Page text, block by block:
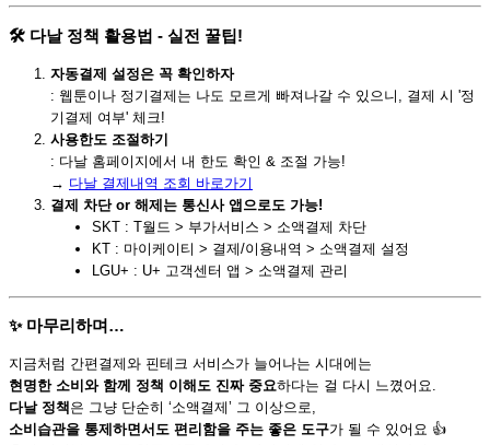
🛠️ 다날 정책 활용법 - 실전 꿀팁!
자동결제 설정은 꼭 확인하자
: 웹툰이나 정기결제는 나도 모르게 빠져나갈 수 있으니, 결제 시 '정
기결제 여부' 체크!
사용한도 조절하기
: 다날 홈페이지에서 내 한도 확인 & 조절 가능!
→ 다날 결제내역 조회 바로가기
결제 차단 or 해제는 통신사 앱으로도 가능!
SKT : T월드 > 부가서비스 > 소액결제 차단
KT : 마이케이티 > 결제/이용내역 > 소액결제 설정
LGU+ : U+ 고객센터 앱 > 소액결제 관리
✨ 마무리하며…
지금처럼 간편결제와 핀테크 서비스가 늘어나는 시대에는
현명한 소비와 함께 정책 이해도 진짜 중요하다는 걸 다시 느꼈어요.
다날 정책 은 그냥 단순히 ‘소액결제’ 그 이상으로,
소비습관을 통제하면서도 편리함을 주는 좋은 도구가 될 수 있어요 👍